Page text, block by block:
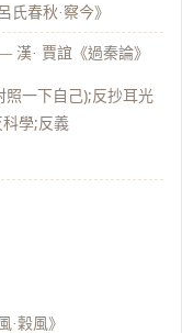
氏春秋·察今》
漢· 賈誼《過秦論》
一下自己);反抄耳光
學;反義
·穀風》